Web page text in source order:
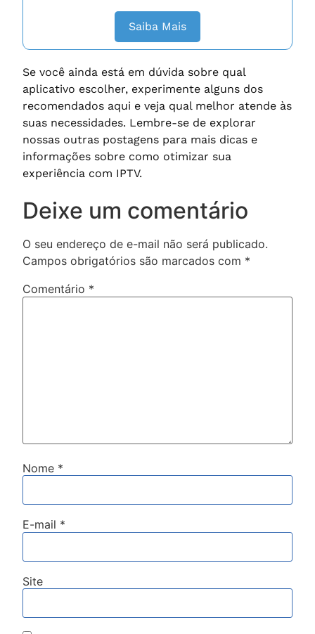
Saiba Mais
Se você ainda está em dúvida sobre qual
aplicativo escolher, experimente alguns dos
recomendados aqui e veja qual melhor atende às
suas necessidades. Lembre-se de explorar
nossas outras postagens para mais dicas e
informações sobre como otimizar sua
experiência com IPTV.
Deixe um comentário
O seu endereço de e-mail não será publicado.
Campos obrigatórios são marcados com *
Comentário *
Nome *
E-mail *
Site